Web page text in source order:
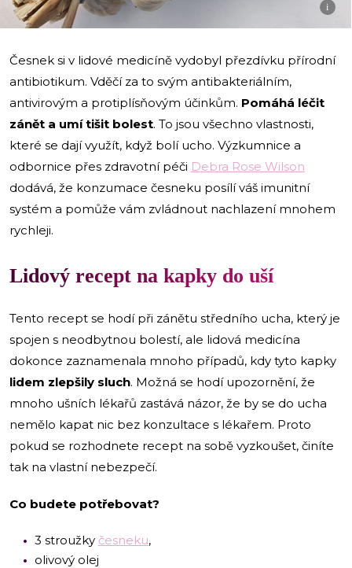
i
Česnek si v lidové medicíně vydobyl přezdívku přírodní
antibiotikum. Vděčí za to svým antibakteriálním,
antivirovým a protiplísňovým účinkům. Pomáhá léčit
zánět a umí tišit bolest. To jsou všechno vlastnosti,
které se dají využít, když bolí ucho. Výzkumnice a
odbornice přes zdravotní péči Debra Rose Wilson
dodává, že konzumace česneku posílí váš imunitní
systém a pomůže vám zvládnout nachlazení mnohem
rychleji.
Lidový recept na kapky do uší
Tento recept se hodí při zánětu středního ucha, který je
spojen s neodbytnou bolestí, ale lidová medicína
dokonce zaznamenala mnoho případů, kdy tyto kapky
lidem zlepšily sluch. Možná se hodí upozornění, že
mnoho ušních lékařů zastává názor, že by se do ucha
nemělo kapat nic bez konzultace s lékařem. Proto
pokud se rozhodnete recept na sobě vyzkoušet, činíte
tak na vlastní nebezpečí.
Co budete potřebovat?
3 stroužky česneku,
olivový olej